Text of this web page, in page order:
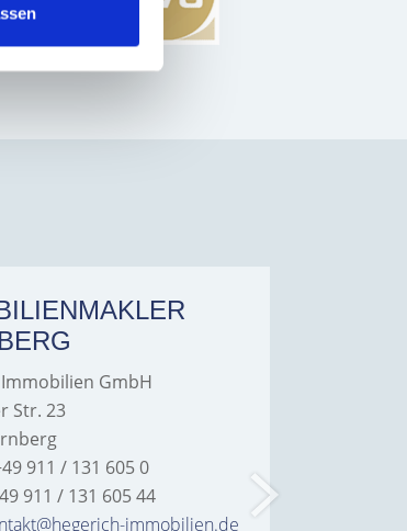
GmbH
Str. 23
911 / 131 605 0
911 / 131 605 44
immobilien.de